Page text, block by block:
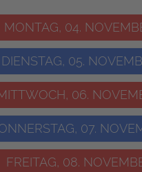
MONTAG, 04.
DIENSTAG, 05.
06.
07.
FREITAG, 08.